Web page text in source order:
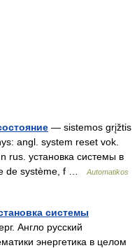
— sistemos grįžtis
angl. system reset vok.
rus. установка системы в
de système, f …
Automatikos
системы
Англо русский
энергетика в целом